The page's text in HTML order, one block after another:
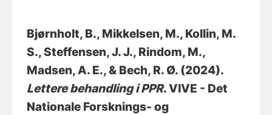
Bjørnholt, B., Mikkelsen, M., Kollin, M.
S., Steffensen, J. J., Rindom, M.,
Madsen, A. E., & Bech, R. Ø. (2024).
Lettere behandling i PPR. VIVE - Det
Nationale Forsknings- og